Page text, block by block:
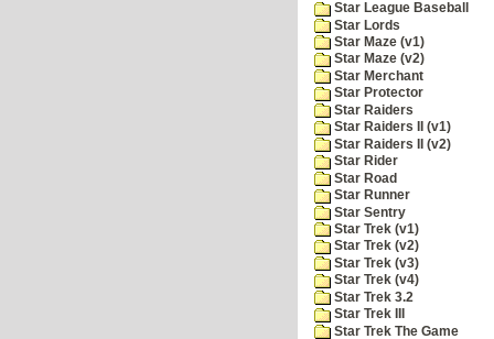
Star League Baseball
Star Lords
Star Maze (v1)
Star Maze (v2)
Star Merchant
Star Protector
Star Raiders
Star Raiders II (v1)
Star Raiders II (v2)
Star Rider
Star Road
Star Runner
Star Sentry
Star Trek (v1)
Star Trek (v2)
Star Trek (v3)
Star Trek (v4)
Star Trek 3.2
Star Trek III
Star Trek The Game